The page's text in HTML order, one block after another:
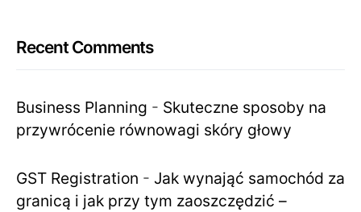
Recent Comments
Business Planning - Skuteczne sposoby na
przywrócenie równowagi skóry głowy
GST Registration - Jak wynająć samochód za
granicą i jak przy tym zaoszczędzić –